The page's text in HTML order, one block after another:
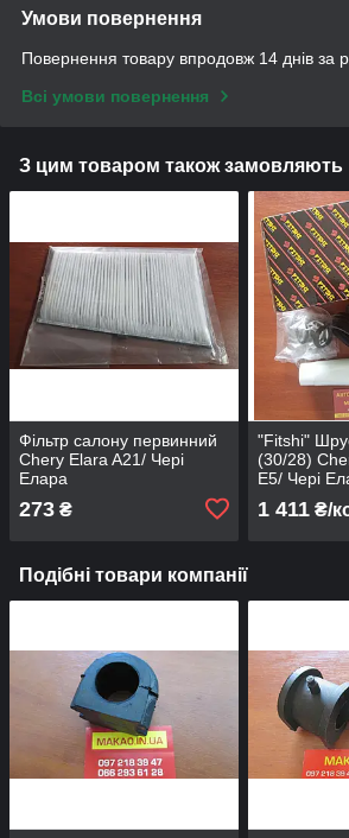
Умови повернення
Повернення товару впродовж 14 днів за
Всі умови повернення
З цим товаром також замовляють
Фільтр салону первинний
Chery Elara A21/ Чері
Елара
273 ₴
"Fitshi"
(30/28)
E5/ Чері
1 411₴/
Подібні товари компанії